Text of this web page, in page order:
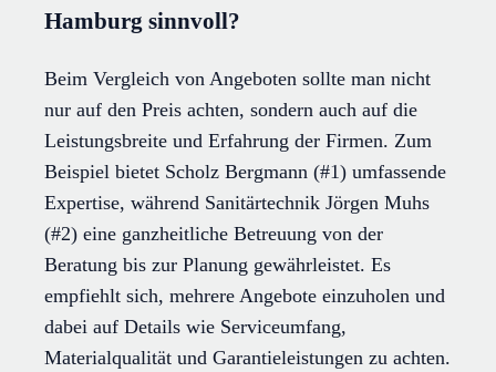
Hamburg sinnvoll?
Beim Vergleich von Angeboten sollte man nicht
nur auf den Preis achten, sondern auch auf die
Leistungsbreite und Erfahrung der Firmen. Zum
Beispiel bietet Scholz Bergmann (#1) umfassende
Expertise, während Sanitärtechnik Jörgen Muhs
(#2) eine ganzheitliche Betreuung von der
Beratung bis zur Planung gewährleistet. Es
empfiehlt sich, mehrere Angebote einzuholen und
dabei auf Details wie Serviceumfang,
Materialqualität und Garantieleistungen zu achten.